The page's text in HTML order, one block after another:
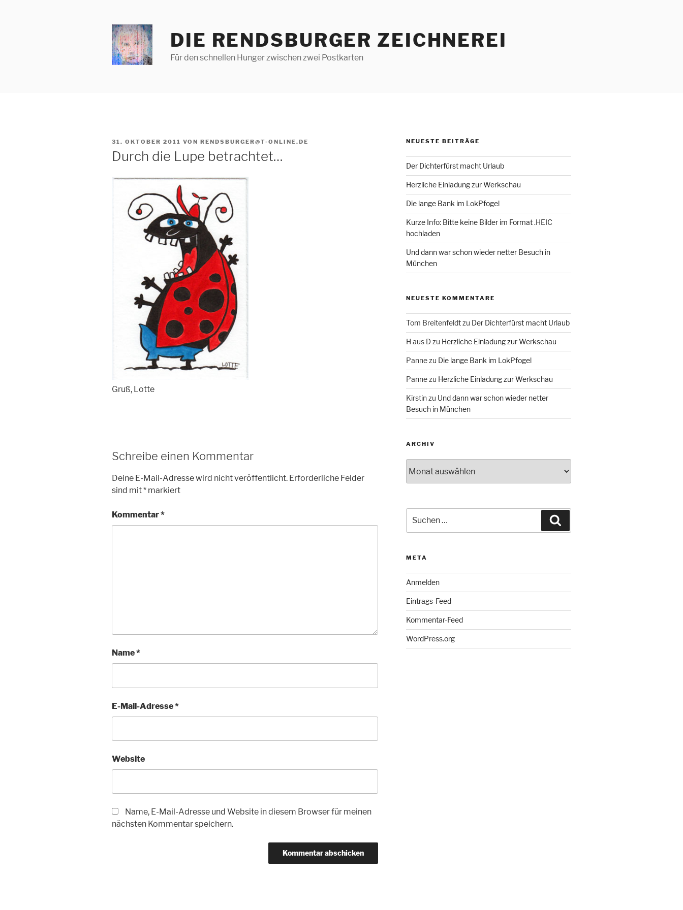
DIE RENDSBURGER ZEICHNEREI
Für den schnellen Hunger zwischen zwei Postkarten
VERÖFFENTLICHT
31. OKTOBER 2011 VON RENDSBURGER@T-ONLINE.DE
Durch die Lupe betrachtet…
Gruß, Lotte
Schreibe einen Kommentar
Deine E-Mail-Adresse wird nicht veröffentlicht. Erforderliche Felder
sind mit* markiert
Kommentar*
Name*
E-Mail-Adresse*
Website
Name, E-Mail-Adresse und Website in diesem Browser für meinen
nächsten Kommentar speichern.
NEUESTE BEITRÄGE
Der Dichterfürst macht Urlaub
Herzliche Einladung zur Werkschau
Die lange Bank im LokPfogel
Kurze Info: Bitte keine Bilder im Format .HEIC
hochladen
Und dann war schon wieder netter Besuch in
München
NEUESTE KOMMENTARE
Tom Breitenfeldtzu Der Dichterfürst macht Urlaub
H aus Dzu Herzliche Einladung zur Werkschau
Pannezu Die lange Bank im LokPfogel
Pannezu Herzliche Einladung zur Werkschau
Kirstinzu Und dann war schon wieder netter
Besuch in München
ARCHIV
nach:
META
Anmelden
Eintrags-Feed
Kommentar-Feed
WordPress.org